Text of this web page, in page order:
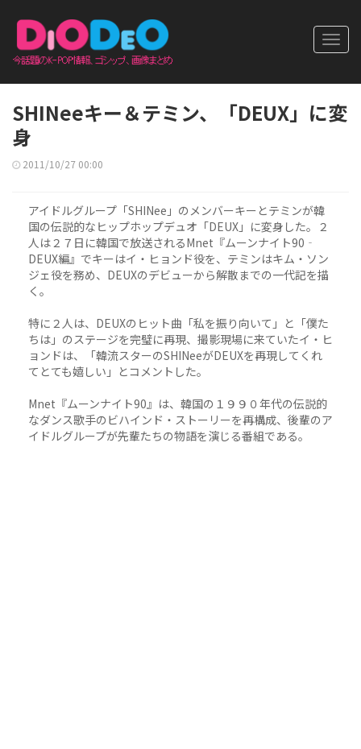
SHINeeキー＆テミン、「DEUX」に変
身
2011/10/27 00:00
アイドルグループ「SHINee」のメンバーキーとテミンが韓
国の伝説的なヒップホップデュオ「DEUX」に変身した。２
人は２７日に韓国で放送されるMnet『ムーンナイト90‐
DEUX編』でキーはイ・ヒョンド役を、テミンはキム・ソン
ジェ役を務め、DEUXのデビューから解散までの一代記を描
く。
特に２人は、DEUXのヒット曲「私を振り向いて」と「僕た
ちは」のステージを完璧に再現、撮影現場に来ていたイ・ヒ
ョンドは、「韓流スターのSHINeeがDEUXを再現してくれ
てとても嬉しい」とコメントした。
Mnet『ムーンナイト90』は、韓国の１９９０年代の伝説的
なダンス歌手のビハインド・ストーリーを再構成、後輩のア
イドルグループが先輩たちの物語を演じる番組である。